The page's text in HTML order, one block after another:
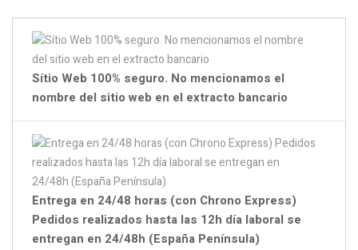
Sítio Web 100% seguro. No mencionamos el
nombre del sitio web en el extracto bancario
Entrega en 24/48 horas (con Chrono Express)
Pedidos realizados hasta las 12h día laboral se
entregan en 24/48h (España Península)